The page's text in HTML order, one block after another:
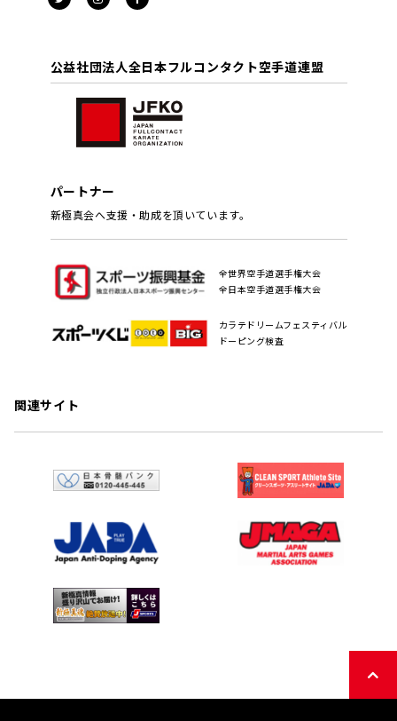
公益社団法人全日本フルコンタクト空手道連盟
パートナー
新極真会へ支援・助成を頂いています。
全世界空手道選手権大会
全日本空手道選手権大会
カラテドリームフェスティバル
ドーピング検査
関連サイト